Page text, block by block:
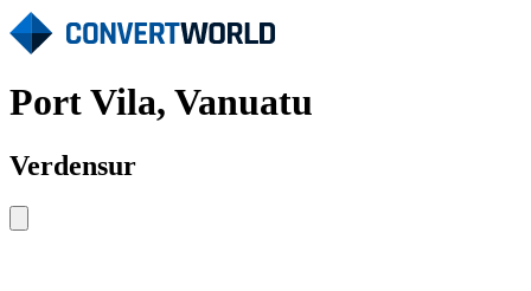
Port Vila, Vanuatu
Verdensur